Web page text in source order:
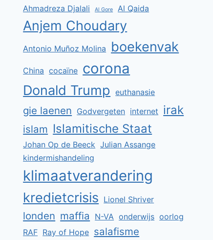
Ahmadreza Djalali Al Gore Al Qaida
Anjem Choudary
Antonio Muñoz Molina boekenvak
China cocaïne corona
Donald Trump euthanasie
gie laenen Godvergeten internet irak
islam Islamitische Staat
Johan Op de Beeck Julian Assange
kindermishandeling
klimaatverandering
kredietcrisis Lionel Shriver
londen maffia N-VA onderwijs oorlog
RAF Ray of Hope salafisme